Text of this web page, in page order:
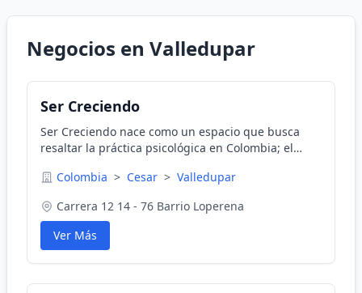
Negocios en Valledupar
Ser Creciendo
Ser Creciendo nace como un espacio que busca
resaltar la práctica psicológica en Colombia; el
por una vida serena y con sentido.
Colombia > Cesar > Valledupar
Carrera 12 14 - 76 Barrio Loperena
Ver Más